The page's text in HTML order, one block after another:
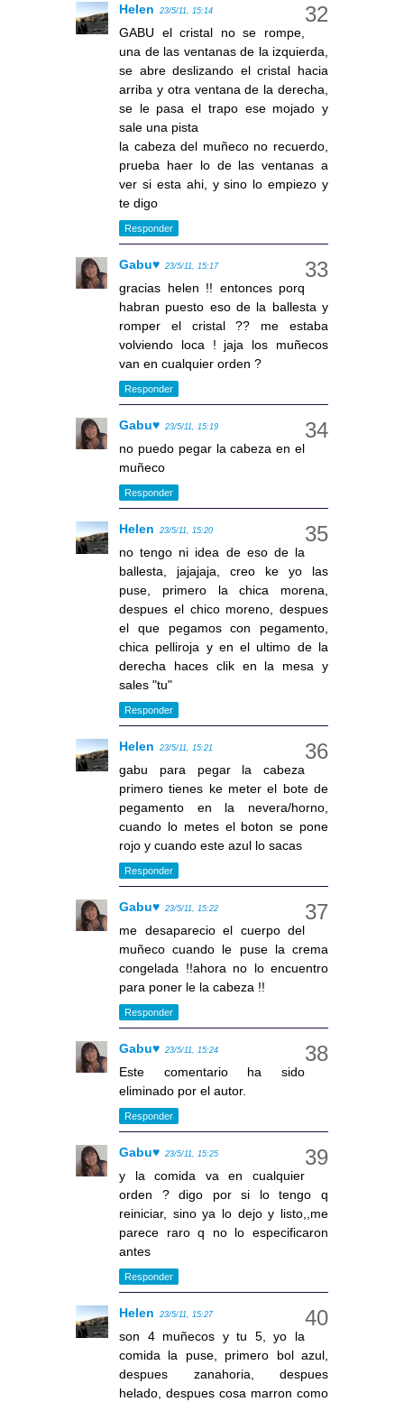
Helen 23/5/11, 15:14
GABU el cristal no se rompe,
una de las ventanas de la izquierda,
se abre deslizando el cristal hacia
arriba y otra ventana de la derecha,
se le pasa el trapo ese mojado y
sale una pista
la cabeza del muñeco no recuerdo,
prueba haer lo de las ventanas a
ver si esta ahi, y sino lo empiezo y
te digo
Responder
Gabu♥ 23/5/11, 15:17
gracias helen !! entonces porq
habran puesto eso de la ballesta y
romper el cristal ?? me estaba
volviendo loca ! jaja los muñecos
van en cualquier orden ?
Responder
Gabu♥ 23/5/11, 15:19
no puedo pegar la cabeza en el
muñeco
Responder
Helen 23/5/11, 15:20
no tengo ni idea de eso de la
ballesta, jajajaja, creo ke yo las
puse, primero la chica morena,
despues el chico moreno, despues
el que pegamos con pegamento,
chica pelliroja y en el ultimo de la
derecha haces clik en la mesa y
sales "tu"
Responder
Helen 23/5/11, 15:21
gabu para pegar la cabeza
primero tienes ke meter el bote de
pegamento en la nevera/horno,
cuando lo metes el boton se pone
rojo y cuando este azul lo sacas
Responder
Gabu♥ 23/5/11, 15:22
me desaparecio el cuerpo del
muñeco cuando le puse la crema
congelada !!ahora no lo encuentro
para poner le la cabeza !!
Responder
Gabu♥ 23/5/11, 15:24
Este comentario ha sido
eliminado por el autor.
Responder
Gabu♥ 23/5/11, 15:25
y la comida va en cualquier
orden ? digo por si lo tengo q
reiniciar, sino ya lo dejo y listo,,me
parece raro q no lo especificaron
antes
Responder
Helen 23/5/11, 15:27
son 4 muñecos y tu 5, yo la
comida la puse, primero bol azul,
despues zanahoria, despues
helado, despues cosa marron como